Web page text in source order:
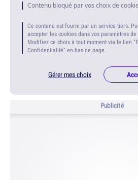
Contenu bloqué par vos choix de
Ce contenu est fourni par un service tiers.
accepter les cookies dans vos paramètres
Modifiez ce choix à tout moment via le lien
Confidentialité" en bas de page.
Gérer mes choix
Publicité